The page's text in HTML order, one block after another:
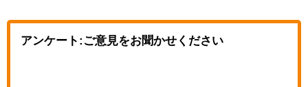
アンケート:ご意見をお聞かせください